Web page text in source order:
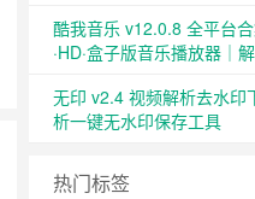
酷我音乐 v12.0.8 全平台
·HD·盒子版音乐播放器｜
无印 v2.4 视频解析去水印
析一键无水印保存工具
热门标签